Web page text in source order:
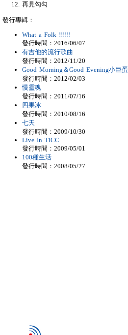
再見勾勾
發行專輯：
What a Folk !!!!!!
發行時間：2016/06/07
有吉他的流行歌曲
發行時間：2012/11/20
Good Morning＆Good Evening小巨蛋
發行時間：2012/02/03
慢靈魂
發行時間：2011/07/16
四果冰
發行時間：2010/08/16
七天
發行時間：2009/10/30
Live In TICC
發行時間：2009/05/01
100種生活
發行時間：2008/05/27